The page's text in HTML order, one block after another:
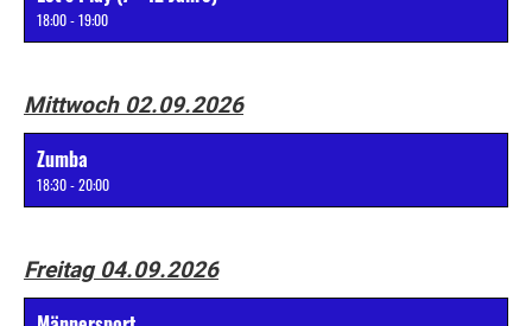
18:00 - 19:00
Mittwoch 02.09.2026
Zumba
18:30 - 20:00
Freitag 04.09.2026